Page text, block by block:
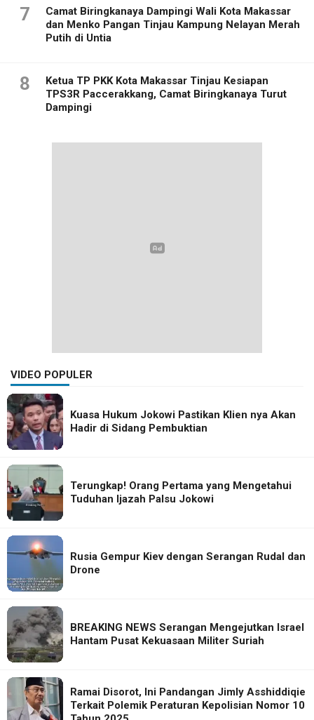
7
Camat Biringkanaya Dampingi Wali Kota Makassar
dan Menko Pangan Tinjau Kampung Nelayan Merah
Putih di Untia
8
Ketua TP PKK Kota Makassar Tinjau Kesiapan
TPS3R Paccerakkang, Camat Biringkanaya Turut
Dampingi
VIDEO POPULER
Kuasa Hukum Jokowi Pastikan Klien nya Akan
Hadir di Sidang Pembuktian
Terungkap! Orang Pertama yang Mengetahui
Tuduhan Ijazah Palsu Jokowi
Rusia Gempur Kiev dengan Serangan Rudal dan
Drone
BREAKING NEWS Serangan Mengejutkan Israel
Hantam Pusat Kekuasaan Militer Suriah
Ramai Disorot, Ini Pandangan Jimly Asshiddiqie
Terkait Polemik Peraturan Kepolisian Nomor 10